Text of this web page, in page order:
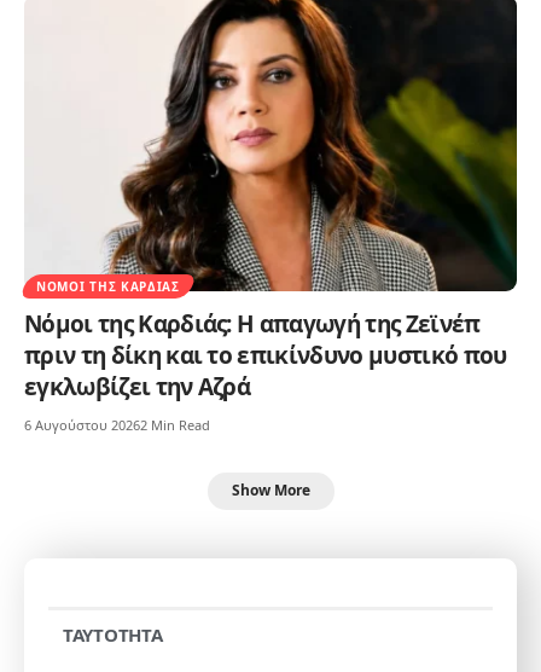
ΝΌΜΟΙ ΤΗΣ ΚΑΡΔΙΆΣ
Νόμοι της Καρδιάς: Η απαγωγή της Ζεϊνέπ
πριν τη δίκη και το επικίνδυνο μυστικό που
εγκλωβίζει την Αζρά
6 Αυγούστου 20262 Min Read
Show More
TAYTOTHTA